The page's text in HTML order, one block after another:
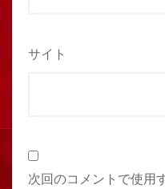
サイト
次回のコメントで使用